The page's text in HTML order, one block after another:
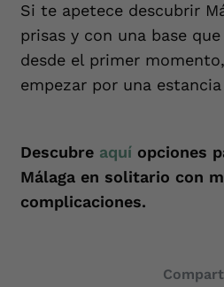
Si te apetece descubrir
prisas y con una base
desde el primer
empezar por una
Descubre aquí opciones
Málaga en solitario con
complicaciones.